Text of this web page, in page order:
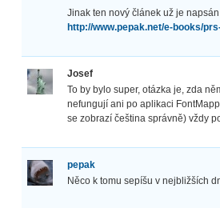
Jinak ten nový článek už je
http://www.pepak.net/e-books/
Josef
To by bylo super, otázka je, zda
nefungují ani po aplikaci
se zobrazí čeština správně) vždy
pepak
Něco k tomu sepíšu v nejbližších